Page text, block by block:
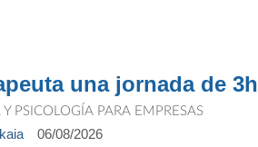
una jornada de
Y PSICOLOGÍA PARA EMPRESAS
06/08/2026